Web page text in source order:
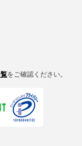
をご確認ください。